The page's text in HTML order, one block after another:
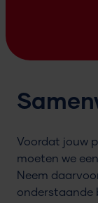
Voordat jouw
moeten we
Neem
onderstaande